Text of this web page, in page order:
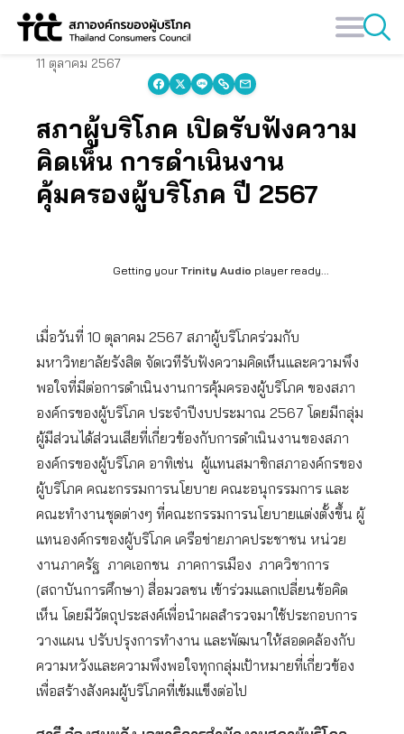
Skip
11 ตุลาคม 2567
สภาผู้บริโภค เปิดรับฟังความ
คิดเห็น การดำเนินงาน
คุ้มครองผู้บริโภค ปี 2567
Getting your Trinity Audio player ready...
เมื่อวันที่ 10 ตุลาคม 2567 สภาผู้บริโภคร่วมกับ
มหาวิทยาลัยรังสิต จัดเวทีรับฟังความคิดเห็นและความพึง
พอใจที่มีต่อการดำเนินงานการคุ้มครองผู้บริโภค ของสภา
องค์กรของผู้บริโภค ประจำปีงบประมาณ 2567 โดยมีกลุ่ม
ผู้มีส่วนได้ส่วนเสียที่เกี่ยวข้องกับการดำเนินงานของสภา
องค์กรของผู้บริโภค อาทิเช่น ผู้แทนสมาชิกสภาองค์กรของ
ผู้บริโภค คณะกรรมการนโยบาย คณะอนุกรรมการ และ
คณะทำงานชุดต่างๆ ที่คณะกรรมการนโยบายแต่งตั้งขึ้น ผู้
แทนองค์กรของผู้บริโภค เครือข่ายภาคประชาชน หน่วย
งานภาครัฐ ภาคเอกชน ภาคการเมือง ภาควิชาการ
(สถาบันการศึกษา) สื่อมวลชน เข้าร่วมแลกเปลี่ยนข้อคิด
เห็น โดยมีวัตถุประสงค์เพื่อนำผลสำรวจมาใช้ประกอบการ
วางแผน ปรับปรุงการทำงาน และพัฒนาให้สอดคล้องกับ
ความหวังและความพึงพอใจทุกกลุ่มเป้าหมายที่เกี่ยวข้อง
เพื่อสร้างสังคมผู้บริโภคที่เข้มแข็งต่อไป